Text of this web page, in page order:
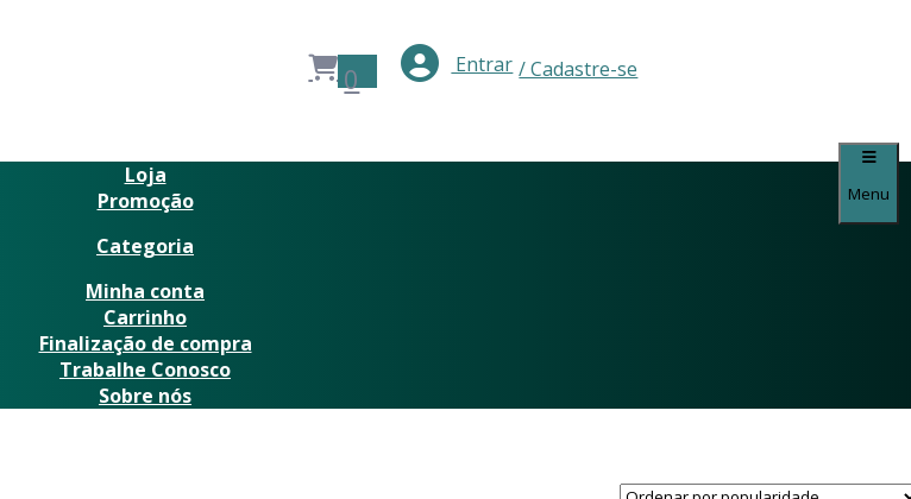
0 Entrar / Cadastre-se
Menu
Loja
Promoção
Categoria
Minha conta
Carrinho
Finalização de compra
Trabalhe Conosco
Sobre nós